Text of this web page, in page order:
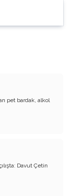
pet bardak, alkol
Davut Çetin